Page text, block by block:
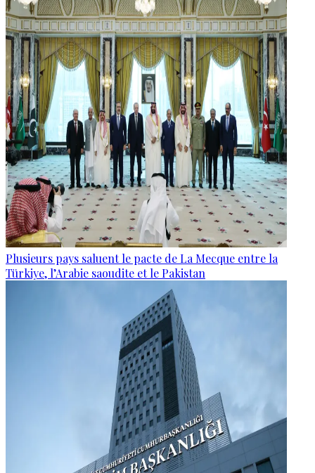
Plusieurs pays saluent le pacte de La Mecque entre la
Türkiye, l’Arabie saoudite et le Pakistan